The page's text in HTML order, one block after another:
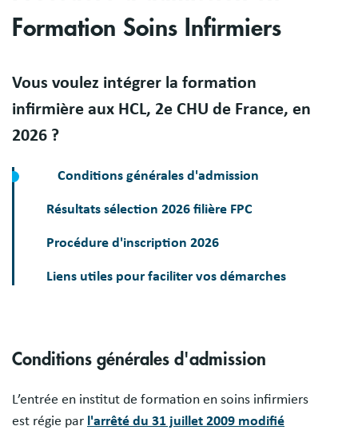
Formation Soins Infirmiers
Résumé
Vous voulez intégrer la formation
infirmière aux HCL, 2e CHU de France, en
2026 ?
Conditions générales d'admission
Résultats sélection 2026 filière FPC
Procédure d'inscription 2026
Liens utiles pour faciliter vos démarches
Conditions générales d'admission
L’entrée en institut de formation en soins infirmiers
est régie par l'arrêté du 31 juillet 2009 modifié